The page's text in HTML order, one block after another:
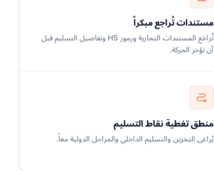
مستندات تُراجع مبكراً
تُراجَع المستندات التجارية ورموز HS وتفاصيل التسليم قبل
أن تؤخر الحركة.
منطق تغطية نقاط التسليم
يُراعى التخزين والتسليم الداخلي والمراحل الدولية معاً.